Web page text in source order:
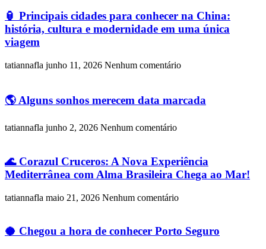
🏮 Principais cidades para conhecer na China:
história, cultura e modernidade em uma única
viagem
tatiannafla junho 11, 2026 Nenhum comentário
🌎 Alguns sonhos merecem data marcada
tatiannafla junho 2, 2026 Nenhum comentário
🌊 Corazul Cruceros: A Nova Experiência
Mediterrânea com Alma Brasileira Chega ao Mar!
tatiannafla maio 21, 2026 Nenhum comentário
🥥 Chegou a hora de conhecer Porto Seguro